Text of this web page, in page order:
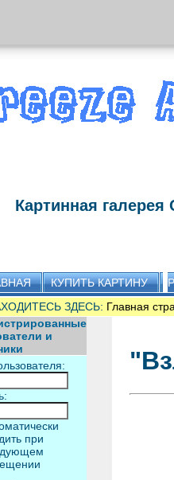
Картинная
КУПИТЬ КАРТИНУ
ЗДЕСЬ: Главная
и
при